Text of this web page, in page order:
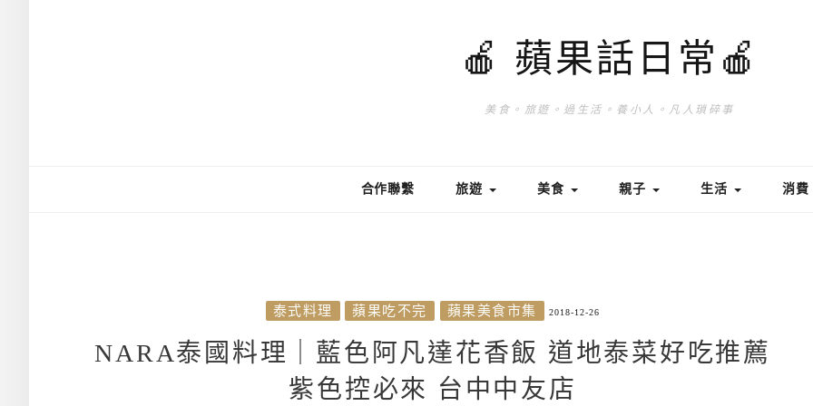
🍎 蘋果話日常🍎
美食。旅遊。過生活。養小人。凡人瑣碎事
合作聯繫 旅遊 美食 親子 生活 消費
泰式料理 蘋果吃不完 蘋果美食市集 2018-12-26
NARA泰國料理｜藍色阿凡達花香飯 道地泰菜好吃推薦
紫色控必來 台中中友店